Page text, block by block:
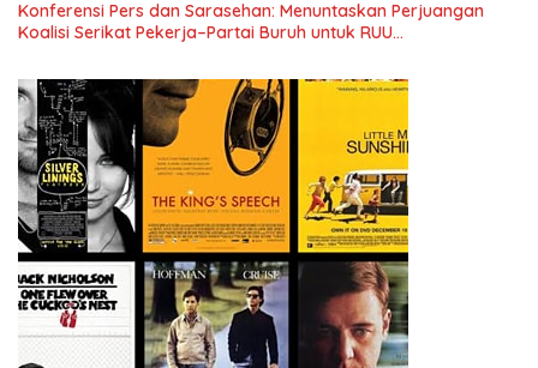
Konferensi Pers dan Sarasehan: Menuntaskan Perjuangan
Koalisi Serikat Pekerja–Partai Buruh untuk RUU